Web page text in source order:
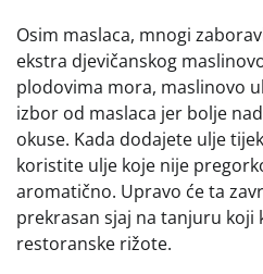
Osim maslaca, mnogi
ekstra djevičanskog
plodovima mora, maslinovo
izbor od maslaca jer bolje
okuse. Kada dodajete ulje
koristite ulje koje nije
aromatično. Upravo će ta
prekrasan sjaj na tanjuru
restoranske rižote.